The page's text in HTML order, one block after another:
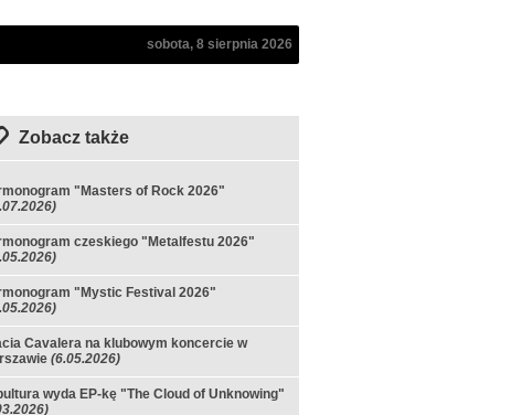
sobota, 8 sierpnia 2026
Zobacz także
"Masters of Rock 2026"
czeskiego "Metalfestu 2026"
"Mystic Festival 2026"
Cavalera na klubowym koncercie w
(6.05.2026)
wyda EP-kę "The Cloud of Unknowing"